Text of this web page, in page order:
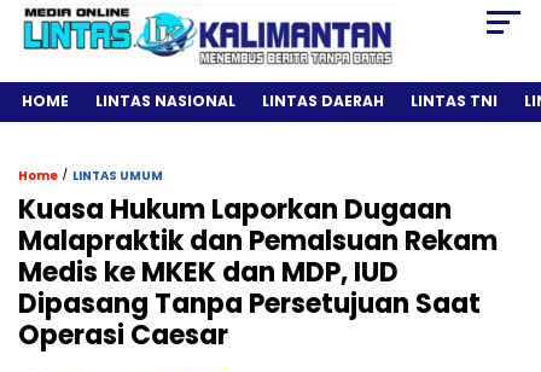
HOME LINTAS NASIONAL LINTAS DAERAH LINTAS TNI
Home / LINTAS UMUM
Kuasa Hukum Laporkan Dugaan
Malapraktik dan Pemalsuan Rekam
Medis ke MKEK dan MDP, IUD
Dipasang Tanpa Persetujuan Saat
Operasi Caesar